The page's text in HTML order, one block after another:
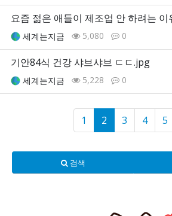
요즘 젊은 애들이 제조업 안 하려는 이
세계는지금 5,080 0
기안84식 건강 샤브샤브 ㄷㄷ.jpg
세계는지금 5,228 0
1 2 3 4 5
검색